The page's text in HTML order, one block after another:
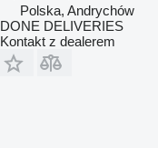
Polska, Andrychów
DONE DELIVERIES
Kontakt z dealerem